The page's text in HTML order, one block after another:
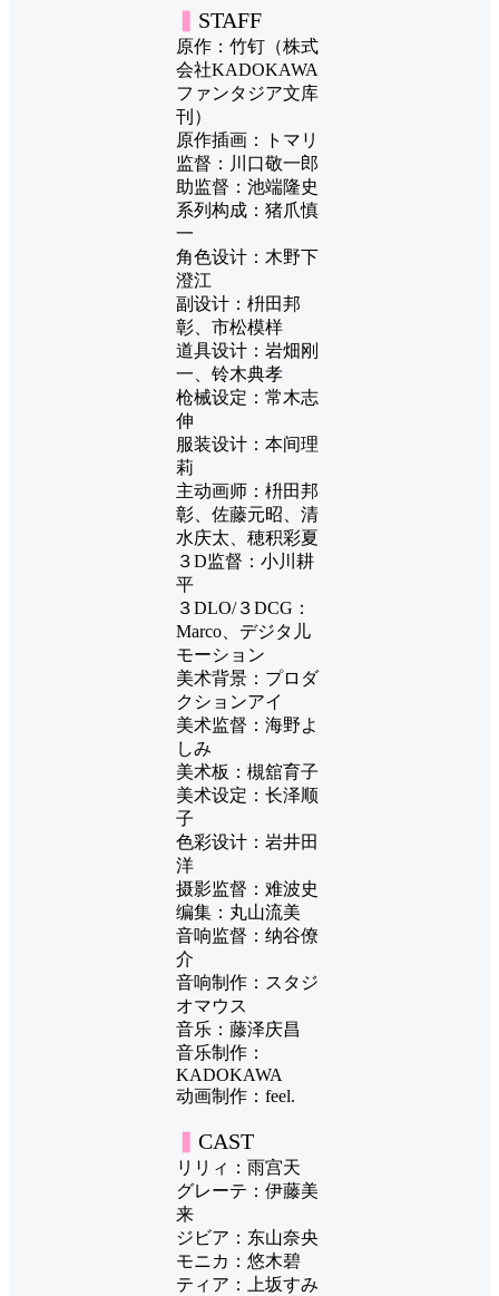
▍ STAFF
原作：竹钉（株式
会社KADOKAWA
ファンタジア文库
刊）
原作插画：トマリ
监督：川口敬一郎
助监督：池端隆史
系列构成：猪爪慎
一
角色设计：木野下
澄江
副设计：枡田邦
彰、市松模样
道具设计：岩畑刚
一、铃木典孝
枪械设定：常木志
伸
服装设计：本间理
莉
主动画师：枡田邦
彰、佐藤元昭、清
水庆太、穂积彩夏
３D监督：小川耕
平
３DLO/３DCG：
Marco、デジタ儿
モーション
美术背景：プロダ
クションアイ
美术监督：海野よ
しみ
美术板：槻舘育子
美术设定：长泽顺
子
色彩设计：岩井田
洋
摄影监督：难波史
编集：丸山流美
音响监督：纳谷僚
介
音响制作：スタジ
オマウス
音乐：藤泽庆昌
音乐制作：
KADOKAWA
动画制作：feel.
▍ CAST
リリィ：雨宫天
グレーテ：伊藤美
来
ジビア：东山奈央
モニカ：悠木碧
ティア：上坂すみ